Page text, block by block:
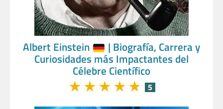
Albert Einstein | Biografía, Carrera y
Curiosidades más Impactantes del
Célebre Científico
★★★★★ 5